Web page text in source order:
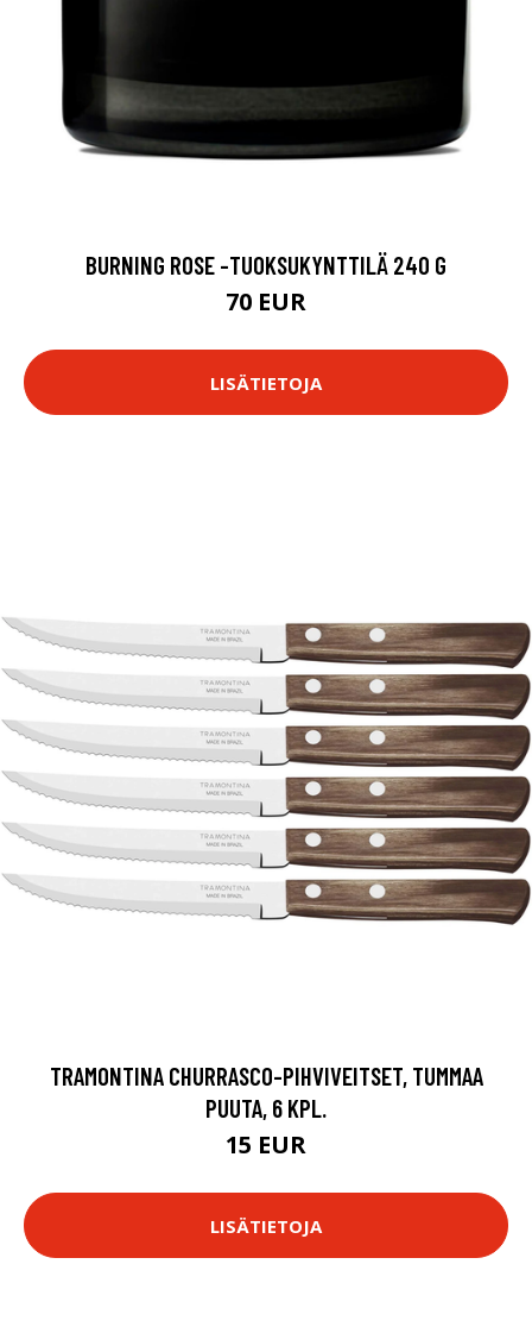
BURNING ROSE -TUOKSUKYNTTILÄ 240 G
70 EUR
LISÄTIETOJA
TRAMONTINA CHURRASCO-PIHVIVEITSET, TUMMAA
PUUTA, 6 KPL.
15 EUR
LISÄTIETOJA